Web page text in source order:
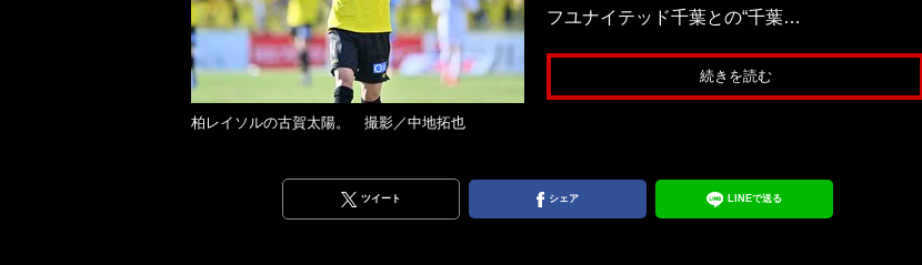
柏レイソルの古賀太陽。 撮影／中地拓也
フユナイテッド千葉との“千葉…
続きを読む
ツイート シェア LINEで送る